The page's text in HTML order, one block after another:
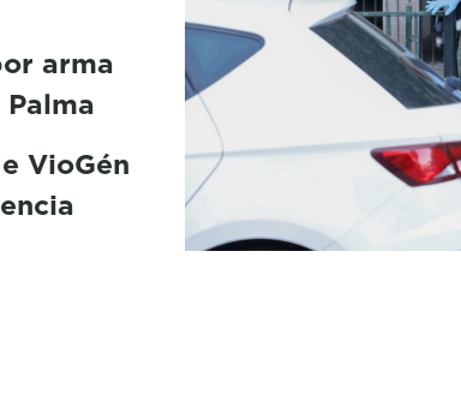
arma
VioGén